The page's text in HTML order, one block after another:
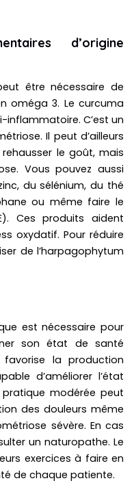
d’origine
être nécessaire de
oméga 3. Le curcuma
C’est un
Il peut d’ailleurs
le goût, mais
Vous pouvez aussi
du sélénium, du thé
ou même faire le
Ces produits aident
oxydatif. Pour réduire
de l’harpagophytum
est nécessaire pour
son état de santé
favorise la production
d’améliorer l’état
pratique modérée peut
des douleurs même
sévère. En cas
un naturopathe. Le
exercices à faire en
de chaque patiente.